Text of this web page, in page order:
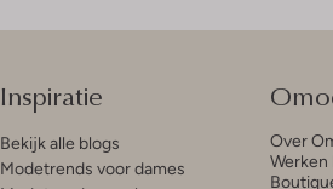
Inspiratie
Bekijk alle blogs
Modetrends voor dames
Over
Werken